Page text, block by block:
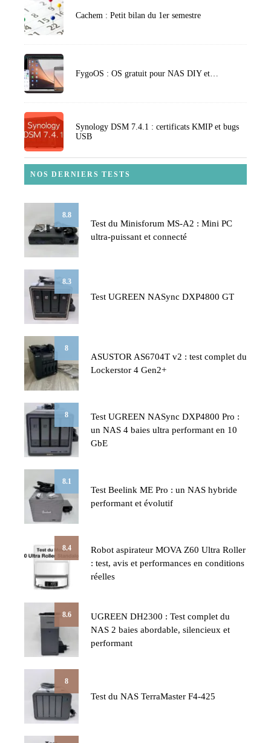
Cachem : Petit bilan du 1er semestre
FygoOS : OS gratuit pour NAS DIY et…
Synology DSM 7.4.1 : certificats KMIP et bugs
USB
NOS DERNIERS TESTS
8.8
Test du Minisforum MS-A2 : Mini PC
ultra-puissant et connecté
8.3
Test UGREEN NASync DXP4800 GT
8
ASUSTOR AS6704T v2 : test complet du
Lockerstor 4 Gen2+
8
Test UGREEN NASync DXP4800 Pro :
un NAS 4 baies ultra performant en 10
GbE
8.1
Test Beelink ME Pro : un NAS hybride
performant et évolutif
8.4
Robot aspirateur MOVA Z60 Ultra Roller
: test, avis et performances en conditions
réelles
8.6
UGREEN DH2300 : Test complet du
NAS 2 baies abordable, silencieux et
performant
8
Test du NAS TerraMaster F4-425